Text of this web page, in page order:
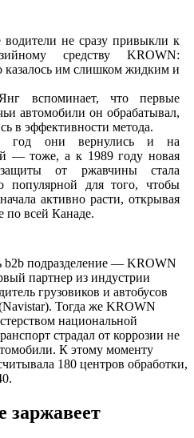
водители не сразу привыкли к
средству KROWN:
казалось им слишком жидким и
вспоминает, что первые
автомобили он обрабатывал,
в эффективности метода.
год они вернулись и на
— тоже, а к 1989 году новая
от ржавчины стала
популярной для того, чтобы
активно расти, открывая
по всей Канаде.
b2b подразделение — KROWN
партнер из индустрии
грузовиков и автобусов
Тогда же KROWN
национальной
страдал от коррозии не
К этому моменту
180 центров обработки,
заржавеет